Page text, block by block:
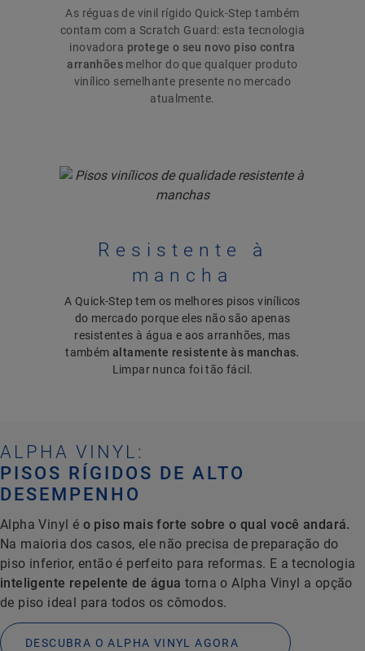
As réguas de vinil rígido Quick-Step também
contam com a Scratch Guard: esta tecnologia
inovadora protege o seu novo piso contra
arranhões melhor do que qualquer produto
vinílico semelhante presente no mercado
atualmente.
Resistente à
mancha
A Quick-Step tem os melhores pisos vinílicos
do mercado porque eles não são apenas
resistentes à água e aos arranhões, mas
também altamente resistente às manchas.
Limpar nunca foi tão fácil.
ALPHA VINYL:
PISOS RÍGIDOS DE ALTO
DESEMPENHO
Alpha Vinyl é o piso mais forte sobre o qual você andará.
Na maioria dos casos, ele não precisa de preparação do
piso inferior, então é perfeito para reformas. E a tecnologia
inteligente repelente de água torna o Alpha Vinyl a opção
de piso ideal para todos os cômodos.
DESCUBRA O ALPHA VINYL AGORA